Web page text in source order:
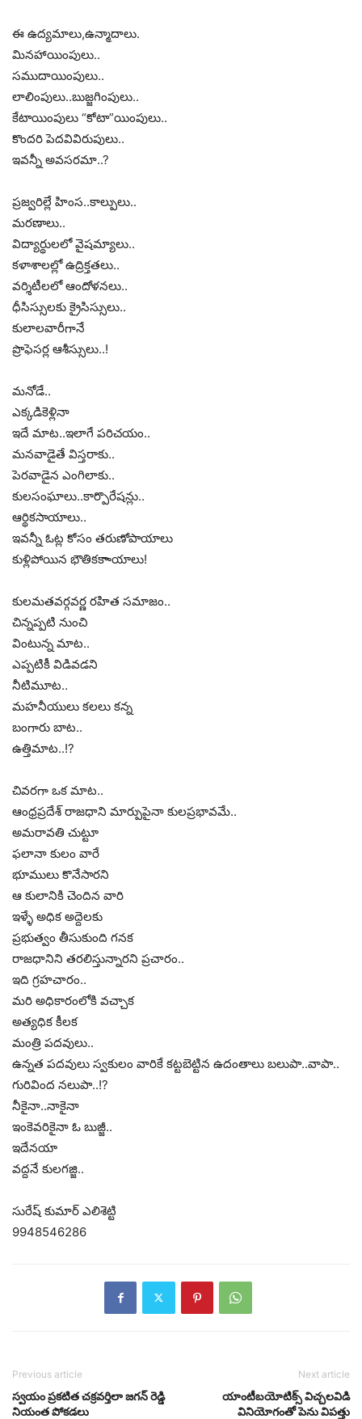
ఈ ఉద్యమాలు,ఉన్మాదాలు.
మినహాయింపులు..
సముదాయింపులు..
లాలింపులు..బుజ్జగింపులు..
కేటాయింపులు “కోటా”యింపులు..
కొందరి పెదవివిరుపులు..
ఇవన్నీ అవసరమా..?
ప్రజ్వరిల్లే హింస..కాల్పులు..
మరణాలు..
విద్యార్థులలో వైషమ్యాలు..
కళాశాలల్లో ఉద్రిక్తతలు..
వర్శిటీలలో ఆందోళనలు..
ధీసిస్సులకు క్రైసిస్సులు..
కులాలవారీగానే
ప్రొఫెసర్ల ఆశీస్సులు..!
మనోడే..
ఎక్కడికెళ్లినా
ఇదే మాట..ఇలాగే పరిచయం..
మనవాడైతే విస్తరాకు..
పెరవాడైన ఎంగిలాకు..
కులసంఘాలు..కార్పొరేషన్లు..
ఆర్థికసాయాలు..
ఇవన్నీ ఓట్ల కోసం తరుణోపాయాలు
కుళ్లిపోయిన భౌతికకాాయాలు!
కులమతవర్గవర్ణ రహిత సమాజం..
చిన్నప్పటి నుంచి
వింటున్న మాట..
ఎప్పటికీ విడివడని
నీటిమూట..
మహనీయులు కలలు కన్న
బంగారు బాట..
ఉత్తిమాట..!?
చివరగా ఒక మాట..
ఆంధ్రప్రదేశ్ రాజధాని మార్పుపైనా కులప్రభావమే..
అమరావతి చుట్టూ
ఫలానా కులం వారే
భూములు కొనేసారని
ఆ కులానికి చెందిన వారి
ఇళ్ళే అధిక అద్దెలకు
ప్రభుత్వం తీసుకుంది గనక
రాజధానిని తరలిస్తున్నారని ప్రచారం..
ఇది గ్రహచారం..
మరి అధికారంలోకి వచ్చాక
అత్యధిక కీలక
మంత్రి పదవులు..
ఉన్నత పదవులు స్వకులం వారికే కట్టబెట్టిన ఉదంతాలు బలుపా..వాపా..
గురివింద నలుపా..!?
నీకైనా..నాకైనా
ఇంకెవరికైనా ఓ బుజ్జీ..
ఇదేనయా
వద్దనే కులగజ్జి..
సురేష్ కుమార్ ఎలిశెట్టి
9948546286
Previous article
స్వయం ప్రకటిత చక్రవర్తిలా జగన్ రెడ్డి
నియంత పోకడలు
Next article
యాంటీబ‌యోటిక్స్ విచ్చ‌ల‌విడి
వినియోగంతో పెను విప‌త్తు